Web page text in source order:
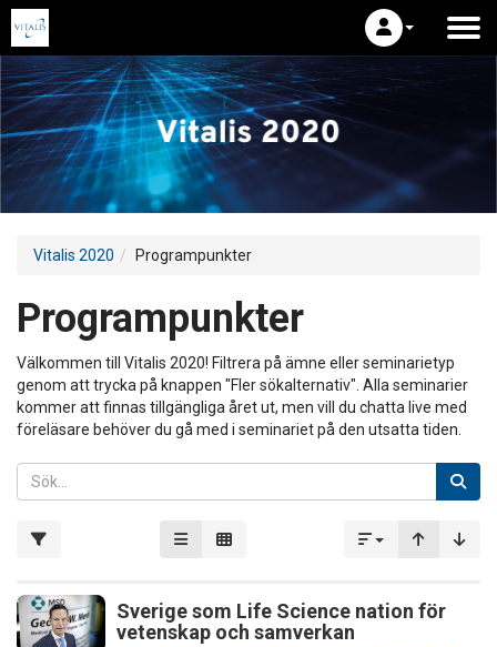
Vitalis 2020 Programpunkter
Programpunkter
Välkommen till Vitalis 2020! Filtrera på ämne eller seminarietyp
genom att trycka på knappen "Fler sökalternativ". Alla seminarier
kommer att finnas tillgängliga året ut, men vill du chatta live med
föreläsare behöver du gå med i seminariet på den utsatta tiden.
Sverige som Life Science nation för
vetenskap och samverkan